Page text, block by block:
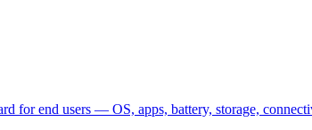
for end users — OS, apps, battery, storage,